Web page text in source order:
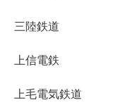
三陸鉄道
上信電鉄
上毛電気鉄道